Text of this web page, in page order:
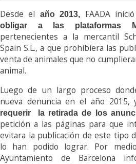
Desde el año 2013, FAADA
obligar a las plataformas
pertenecientes a la mercantil
Spain S.L., a que prohibiera las
venta de animales que no
animal.
Luego de un largo proceso
nueva denuncia en el año 2015,
requerir
la retirada de los
petición a las páginas para que
evitara la publicación de este tipo
lo han podido lograr. Por
Ayuntamiento de Barcelona